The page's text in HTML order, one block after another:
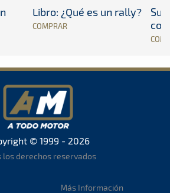
Libro: ¿Qué es un rally?
COMPRAR
© 1999 - 2026
los derechos reservados
Más Información